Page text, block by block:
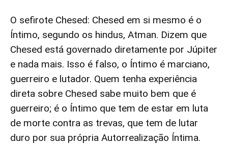
O sefirote Chesed: Chesed em si mesmo é o
Íntimo, segundo os hindus, Atman. Dizem que
Chesed está governado diretamente por Júpiter
e nada mais. Isso é falso, o Íntimo é marciano,
guerreiro e lutador. Quem tenha experiência
direta sobre Chesed sabe muito bem que é
guerreiro; é o Íntimo que tem de estar em luta
de morte contra as trevas, que tem de lutar
duro por sua própria Autorrealização Íntima.